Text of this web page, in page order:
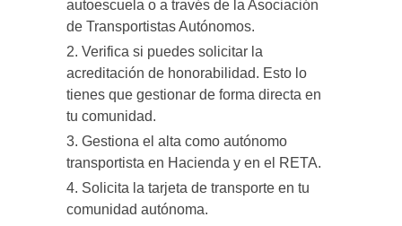
autoescuela o a través de la Asociación
de Transportistas Autónomos.
Verifica si puedes solicitar la
acreditación de honorabilidad. Esto lo
tienes que gestionar de forma directa en
tu comunidad.
Gestiona el alta como autónomo
transportista en Hacienda y en el RETA.
Solicita la tarjeta de transporte en tu
comunidad autónoma.